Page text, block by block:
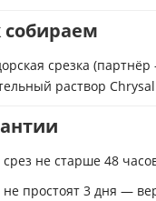
собираем
срезка
раствор
срез не старше 48
не простоят 3 дня —